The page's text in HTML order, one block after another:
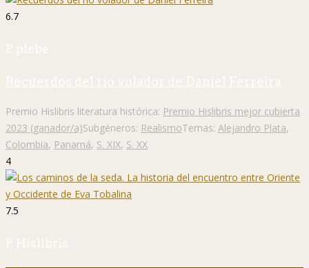
6.7
P. plebe
Recuerdos del río volador de Daniel Ferreira
Premio Hislibris literatura histórica: Premio Hislibris mejor cubierta
2023 (ganador/a)Subgéneros: RealismoTemas: Alejandro Plata,
Colombia, Panamá, S. XIX, S. XX
4
7.5
P. Hislibris